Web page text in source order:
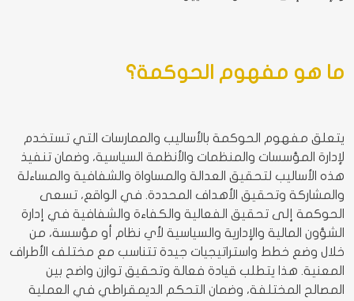
ما هو مفهوم الحوكمة؟
يتعلق مفهوم الحوكمة بالأساليب والممارسات التي تستخدم
لإدارة المؤسسات والمنظمات والأنظمة السياسية، وضمان تنفيذ
هذه الأساليب لتحقيق العدالة والمساواة والشفافية والمساءلة
والمشاركة وتحقيق الأهداف المحددة. في الواقع، تسعى
الحوكمة إلى تحقيق الفعالية والكفاءة والشفافية في إدارة
الشؤون المالية والإدارية والسياسية لأي نظام أو مؤسسة، من
خلال وضع خطط واستراتيجيات جيدة تتناسب مع مختلف الأطراف
المعنية. هذا يتطلب قيادة فعالة وتحقيق توازن واضح بين
المصالح المختلفة، وضمان التحكم الديمقراطي في العملية